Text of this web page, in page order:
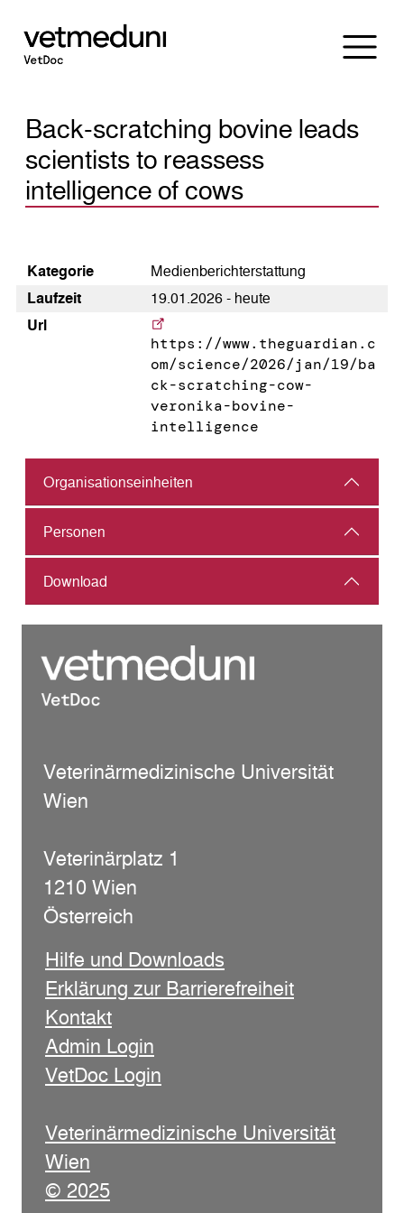
Back-scratching bovine leads
scientists to reassess
intelligence of cows
Kategorie
Medienberichterstattung
Laufzeit
19.01.2026 - heute
Url
https://www.theguardian.c
om/science/2026/jan/19/ba
ck-scratching-cow-
veronika-bovine-
intelligence
Organisations­einheiten
Personen
Download
Veterinärmedizinische Universität
Wien
Veterinärplatz 1
1210 Wien
Österreich
Hilfe und Downloads
Erklärung zur Barrierefreiheit
Kontakt
Admin Login
VetDoc Login
Veterinärmedizinische Universität
Wien
© 2025